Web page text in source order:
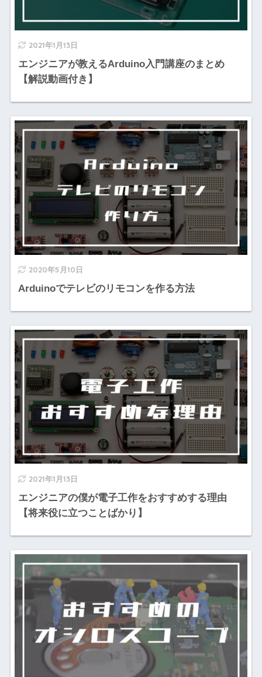
2021年1月13日
エンジニアが教えるArduino入門講座のまとめ
【解説動画付き】
2020年5月10日
Arduinoでテレビのリモコンを作る方法
2021年1月13日
エンジニアの僕が電子工作をおすすめする理由
【将来役に立つことばかり】